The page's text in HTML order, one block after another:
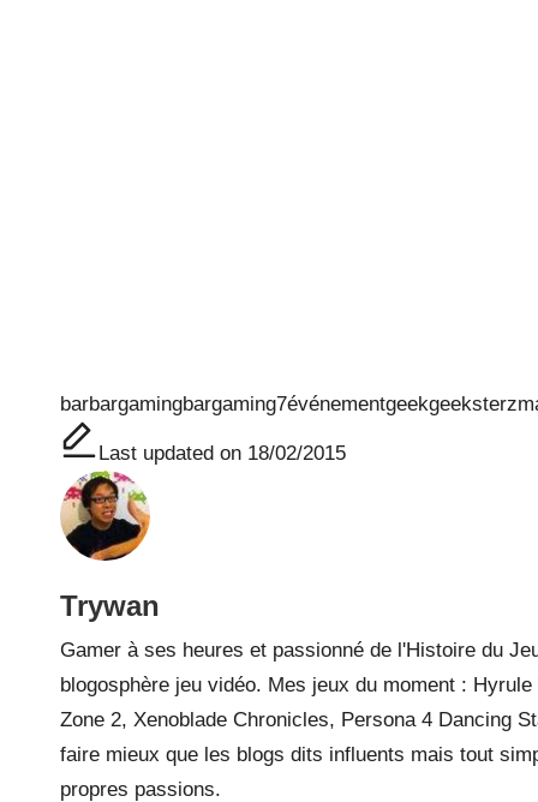
Tags:
barbargamingbargaming7événementgeekgeeksterz
Last updated on 18/02/2015
Trywan
Gamer à ses heures et passionné de l'Histoire du
blogosphère jeu vidéo. Mes jeux du moment :
Zone 2, Xenoblade Chronicles, Persona 4 Dancing
faire mieux que les blogs dits influents mais tout
propres passions.